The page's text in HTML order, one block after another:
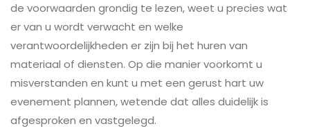
de voorwaarden grondig te lezen, weet u precies wat
er van u wordt verwacht en welke
verantwoordelijkheden er zijn bij het huren van
materiaal of diensten. Op die manier voorkomt u
misverstanden en kunt u met een gerust hart uw
evenement plannen, wetende dat alles duidelijk is
afgesproken en vastgelegd.